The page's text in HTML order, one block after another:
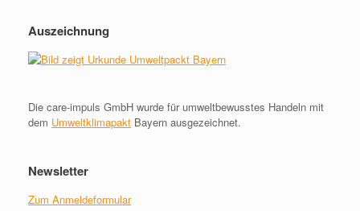
Auszeichnung
Die care-impuls GmbH wurde für umweltbewusstes Handeln mit
dem Umweltklimapakt Bayern ausgezeichnet.
Newsletter
Zum Anmeldeformular